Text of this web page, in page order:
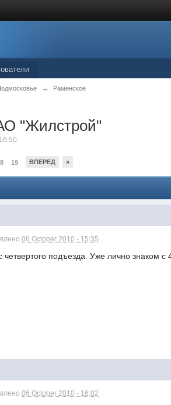
→ Раменское
"Жилстрой"
19 ВПЕРЕД »
06 October 2010 - 15:35
четвертого подъезда. Уже лично знаком с
06 October 2010 - 16:02